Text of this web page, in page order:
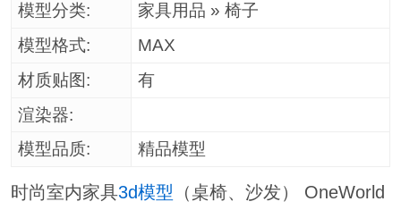
模型分类:
家具用品 » 椅子
模型格式:
MAX
材质贴图:
有
渲染器:
模型品质:
精品模型
时尚室内家具3d模型 （桌椅、沙发） OneWorld